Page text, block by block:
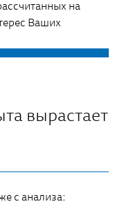
на
Ваших
вырастает
с анализа: